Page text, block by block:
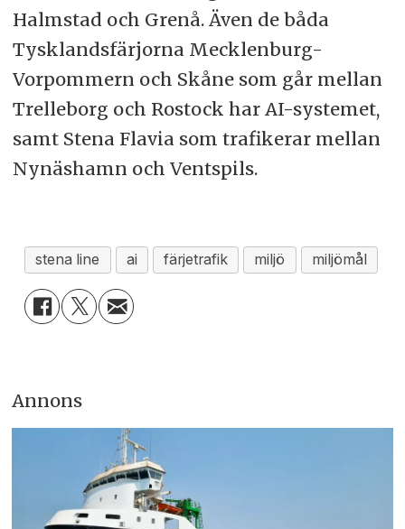
Halmstad och Grenå. Även de båda
Tysklandsfärjorna Mecklenburg-
Vorpommern och Skåne som går mellan
Trelleborg och Rostock har AI-systemet,
samt Stena Flavia som trafikerar mellan
Nynäshamn och Ventspils.
stena line ai färjetrafik miljö miljömål
Annons